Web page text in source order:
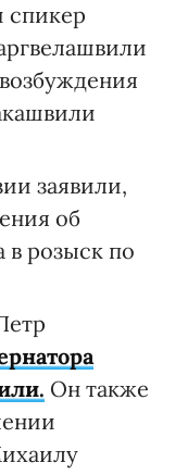
спикер
заявили,
об
в розыск по
Он также